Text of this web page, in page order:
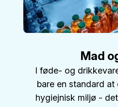
Mad
I føde- og
bare en standard
hygiejnisk miljø -